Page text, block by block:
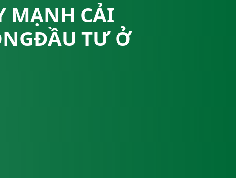
MẠNH CẢI
TƯ Ở